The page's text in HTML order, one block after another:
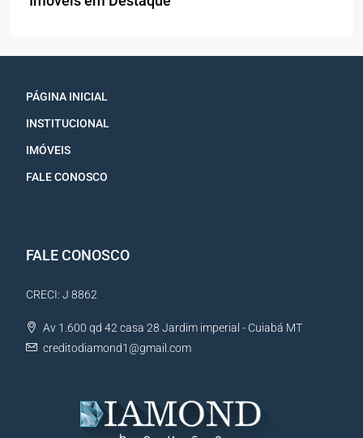
PÁGINA INICIAL
INSTITUCIONAL
IMÓVEIS
FALE CONOSCO
FALE CONOSCO
CRECI: J 8862
Av 1.600 qd 42 casa 28 Jardim imperial - Cuiabá MT
creditodiamond1@gmail.com